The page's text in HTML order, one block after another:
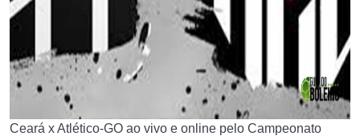
Ceará x Atlético-GO ao vivo e online pelo Campeonato